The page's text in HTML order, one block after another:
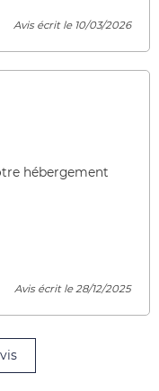
Avis écrit le 10/03/2026
hébergement
Avis écrit le 28/12/2025